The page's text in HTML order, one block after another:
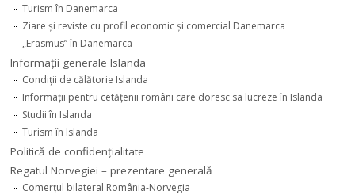
Turism în Danemarca
Ziare şi reviste cu profil economic şi comercial Danemarca
„Erasmus” în Danemarca
Informaţii generale Islanda
Condiţii de călătorie Islanda
Informaţii pentru cetăţenii români care doresc sa lucreze în Islanda
Studii în Islanda
Turism în Islanda
Politică de confidențialitate
Regatul Norvegiei – prezentare generală
Comerţul bilateral România-Norvegia